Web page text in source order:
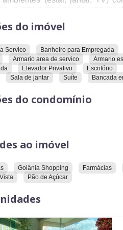
quatro suítes sendo uma
( para refeições mais
está todo no piso
duas suítes mas possui
todos os ambientes são
social e serviço, duas
do imóvel
Servico Banheiro para Empregada
Armario area de servico Armario
Elevador Privativo Escritório
Sala de jantar Suíte Bancada
do condomínio
ao imóvel
Goiânia Shopping Farmácias
Pão de Açúcar